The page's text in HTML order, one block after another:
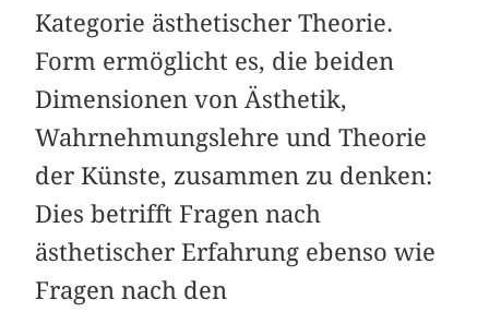
Kategorie ästhetischer Theorie.
Form ermöglicht es, die beiden
Dimensionen von Ästhetik,
Wahrnehmungslehre und Theorie
der Künste, zusammen zu denken:
Dies betrifft Fragen nach
ästhetischer Erfahrung ebenso wie
Fragen nach den